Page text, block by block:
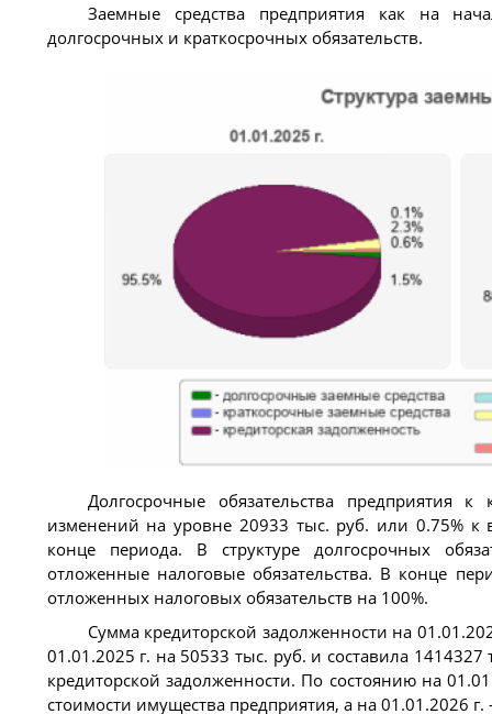
Заемные средства предприятия как на
долгосрочных и краткосрочных обязательств.
Долгосрочные обязательства предприятия
изменений на уровне 20933 тыс. руб. или 0.75% к
конце периода. В структуре долгосрочных
отложенные налоговые обязательства. В конце
отложенных налоговых обязательств на 100%.
Сумма кредиторской задолженности на
01.01.2025 г. на 50533 тыс. руб. и составила
кредиторской задолженности. По состоянию на
стоимости имущества предприятия, а на 01.01.2026 г.